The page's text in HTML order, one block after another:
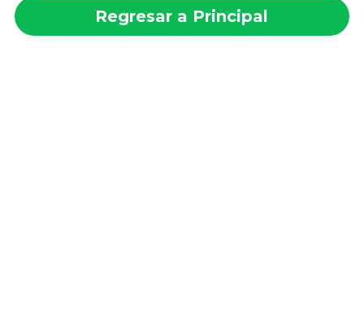
Regresar a Principal